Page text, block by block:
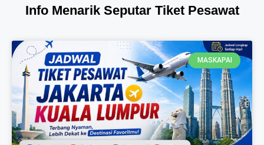
Info Menarik Seputar Tiket Pesawat
MASKAPAI